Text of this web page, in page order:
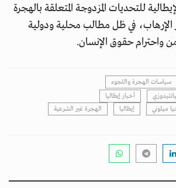
للتحديات المزدوجة المتعلقة بالهجرة
الإرهاب، في ظل مطالب محلية ودولية
واحترام حقوق الإنسان.
سياسات الهجرة واللجوء
أخبار إيطاليا
ميلوني
إيطاليا
الهجرة غير الشرعية